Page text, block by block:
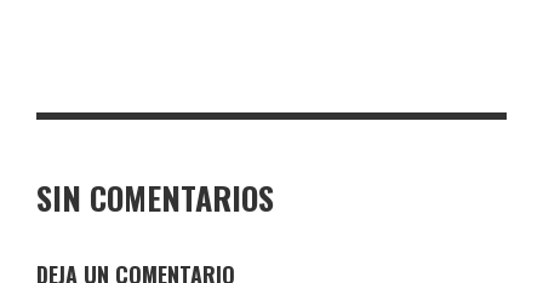
SIN COMENTARIOS
DEJA UN COMENTARIO